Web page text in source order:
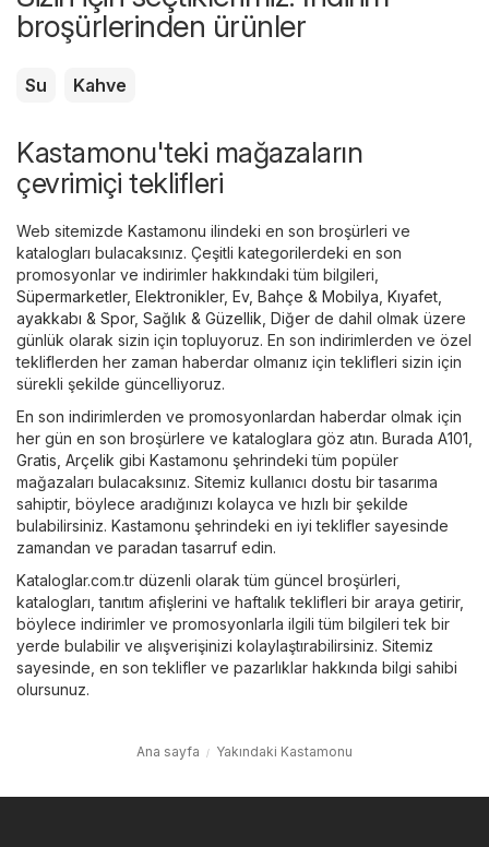
broşürlerinden ürünler
Su Kahve
Kastamonu'teki mağazaların
çevrimiçi teklifleri
Web sitemizde Kastamonu ilindeki en son broşürleri ve
katalogları bulacaksınız. Çeşitli kategorilerdeki en son
promosyonlar ve indirimler hakkındaki tüm bilgileri,
Süpermarketler, Elektronikler, Ev, Bahçe & Mobilya Kıyafet,
ayakkabı & Spor, Sağlık & Güzellik Diğer de dahil olmak üzere
günlük olarak sizin için topluyoruz. En son indirimlerden ve özel
tekliflerden her zaman haberdar olmanız için teklifleri sizin için
sürekli şekilde güncelliyoruz.
En son indirimlerden ve promosyonlardan haberdar olmak için
her gün en son broşürlere ve kataloglara göz atın. Burada A101
Gratis Arçelik gibi Kastamonu şehrindeki tüm popüler
mağazaları bulacaksınız. Sitemiz kullanıcı dostu bir tasarıma
sahiptir, böylece aradığınızı kolayca ve hızlı bir şekilde
bulabilirsiniz. Kastamonu şehrindeki en iyi teklifler sayesinde
zamandan ve paradan tasarruf edin.
Kataloglar.com.tr düzenli olarak tüm güncel broşürleri,
katalogları, tanıtım afişlerini ve haftalık teklifleri bir araya getirir,
böylece indirimler ve promosyonlarla ilgili tüm bilgileri tek bir
yerde bulabilir ve alışverişinizi kolaylaştırabilirsiniz. Sitemiz
sayesinde, en son teklifler ve pazarlıklar hakkında bilgi sahibi
olursunuz.
Ana sayfa Yakındaki Kastamonu